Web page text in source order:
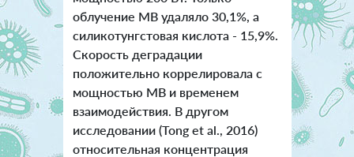
облучение МВ удаляло 30,1%, а
силикотунгстовая кислота - 15,9%.
Скорость деградации
положительно коррелировала с
мощностью МВ и временем
взаимодействия. В другом
исследовании (Tong et al., 2016)
относительная концентрация